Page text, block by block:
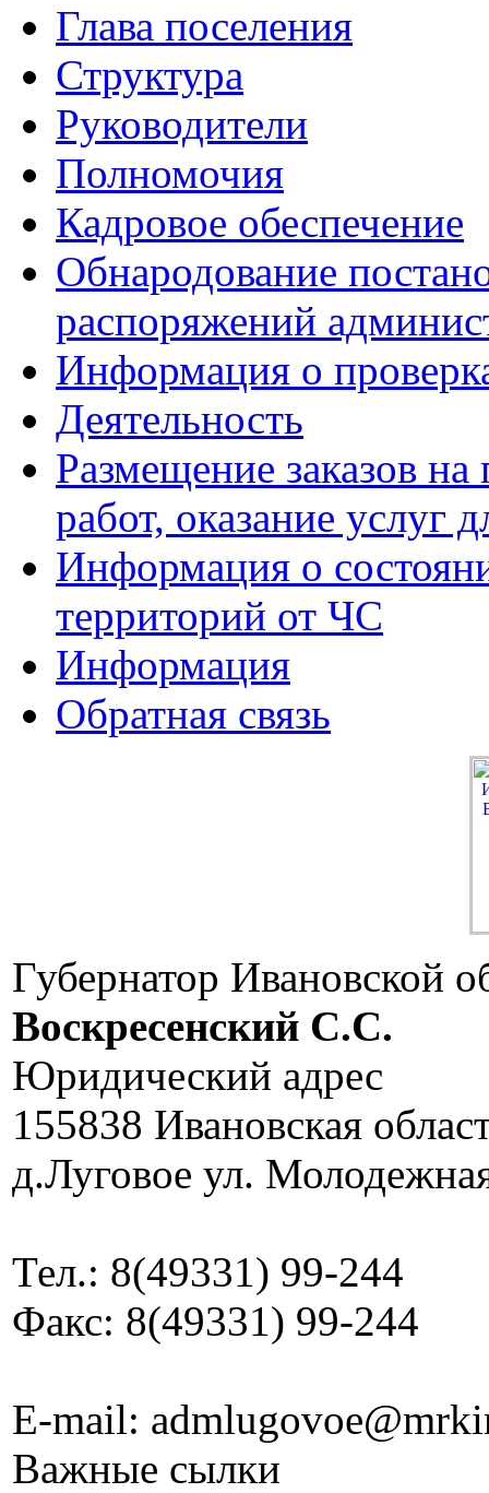
Глава поселения
Структура
Руководители
Полномочия
Кадровое обеспечение
Обнародование
распоряжений
Информация о
Деятельность
Размещение заказов
работ, оказание
Информация о
территорий от ЧС
Информация
Обратная связь
Губернатор Ивановской
Воскресенский C.C.
Юридический адрес
155838 Ивановская
д.Луговое ул.
Тел.: 8(49331) 99-244
Факс: 8(49331) 99-244
E-mail:
Важные сылки